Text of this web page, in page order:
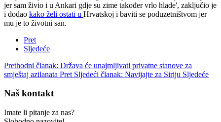
jer sam živio i u Ankari gdje su zime također vrlo hlade', zaključio je
i dodao kako želi ostati u Hrvatskoj i baviti se poduzetništvom jer
mu je to životni san.
Pret
Sljedeće
Prethodni članak: Država će unajmljivati privatne stanove za
smještaj azilanata Pret Sljedeći članak: Navijajte za Siriju Sljedeće
Naš kontakt
Imate li pitanje za nas?